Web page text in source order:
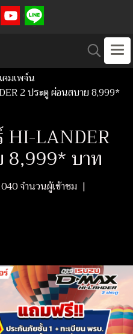
มเพจ์น
2 ประตู ผ่อนสบาย 8,999*
HI-LANDER
8,999* บาท
จำนวนผู้เข้าชม |